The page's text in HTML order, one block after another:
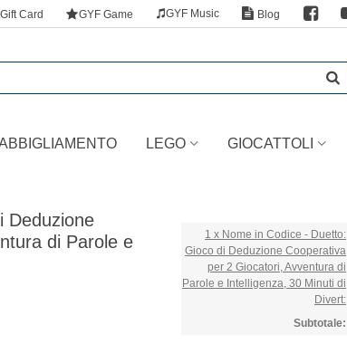
Gift Card GYF Game GYF Music Blog
LEGO
GIOCATTOLI
Deduzione
di Parole e
1 x Nome in Codice - Duetto:
Gioco di Deduzione Cooperativa
per 2 Giocatori, Avventura di
Parole e Intelligenza, 30 Minuti di
Divert:
Subtotale: